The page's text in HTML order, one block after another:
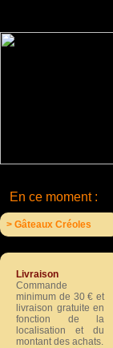
En ce moment :
> Gâteaux Créoles
Livraison
Commande
minimum de 30 € et
livraison gratuite en
fonction de la
localisation et du
montant des achats.